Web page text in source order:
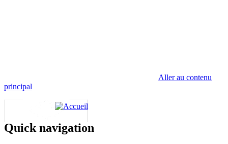
Aller au contenu
principal
Quick navigation